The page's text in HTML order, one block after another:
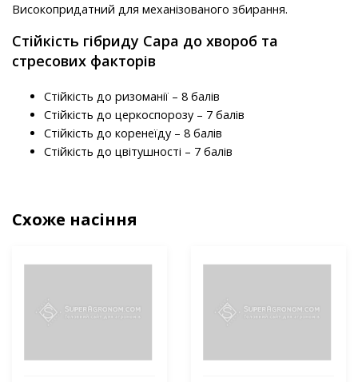
Високопридатний для механізованого збирання.
Стійкість гібриду Сара до хвороб та
стресових факторів
Стійкість до ризоманії – 8 балів
Стійкість до церкоспорозу – 7 балів
Стійкість до коренеїду – 8 балів
Стійкість до цвітушності – 7 балів
Схоже насіння